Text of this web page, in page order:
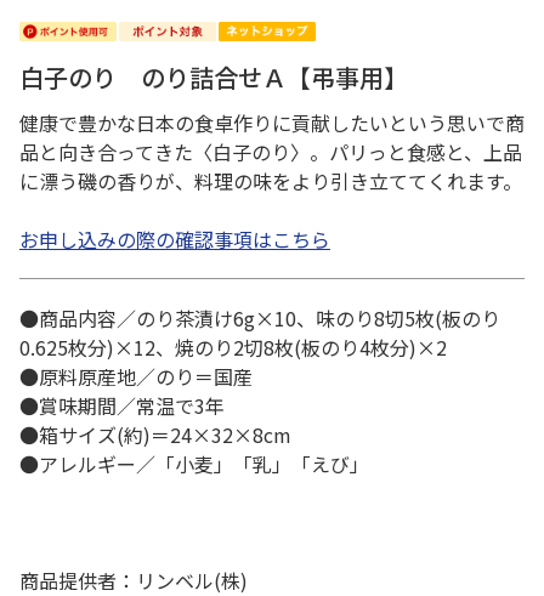
白子のり のり詰合せＡ【弔事用】
健康で豊かな日本の食卓作りに貢献したいという思いで商
品と向き合ってきた〈白子のり〉。パリっと食感と、上品
に漂う磯の香りが、料理の味をより引き立ててくれます。
お申し込みの際の確認事項はこちら
●商品内容／のり茶漬け6g×10、味のり8切5枚(板のり
0.625枚分)×12、焼のり2切8枚(板のり4枚分)×2
●原料原産地／のり＝国産
●賞味期間／常温で3年
●箱サイズ(約)＝24×32×8cm
●アレルギー／「小麦」「乳」「えび」
商品提供者：リンベル(株)